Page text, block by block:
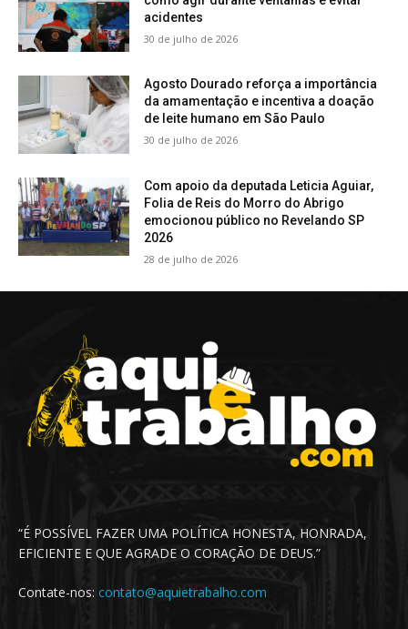
acidentes
30 de julho de 2026
Agosto Dourado reforça a importância
da amamentação e incentiva a doação
de leite humano em São Paulo
30 de julho de 2026
Com apoio da deputada Leticia Aguiar,
Folia de Reis do Morro do Abrigo
emocionou público no Revelando SP
2026
28 de julho de 2026
“É POSSÍVEL FAZER UMA POLÍTICA HONESTA, HONRADA,
EFICIENTE E QUE AGRADE O CORAÇÃO DE DEUS.”
Contate-nos: contato@aquietrabalho.com